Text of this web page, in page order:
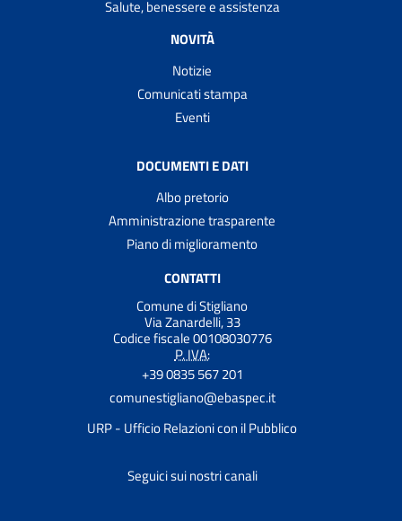
Salute, benessere e assistenza
NOVITÀ
Notizie
Comunicati stampa
Eventi
DOCUMENTI E DATI
Albo pretorio
Amministrazione trasparente
Piano di miglioramento
CONTATTI
Comune di Stigliano
Via Zanardelli, 33
Codice fiscale 00108030776
P. IVA:
+39 0835 567 201
comunestigliano@ebaspec.it
URP - Ufficio Relazioni con il Pubblico
Seguici sui nostri canali